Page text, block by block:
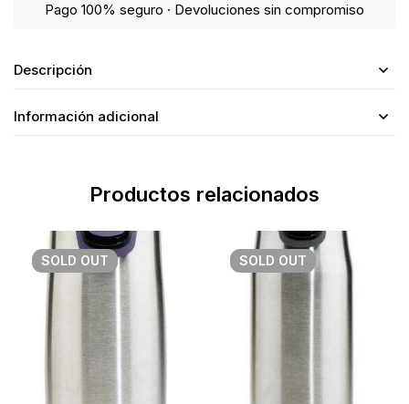
Pago 100% seguro · Devoluciones sin compromiso
Descripción
Información adicional
Productos relacionados
SOLD OUT SOLD OUT